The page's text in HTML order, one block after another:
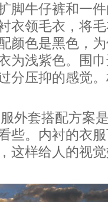
脚牛仔裤和一
衣领毛衣，将
颜色是黑色，
为浅紫色。围
分压抑的感觉
外套搭配方案
些。内衬的衣
这样给人的视